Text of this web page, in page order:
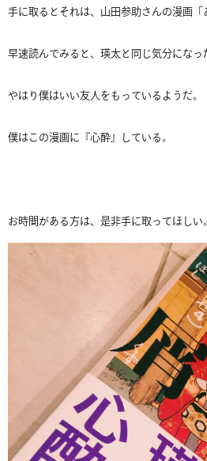
手に取るとそれは、山田参助さんの漫画「
早速読んでみると、瑛太と同じ気分になっ
やはり僕はいい友人をもっているようだ。
僕はこの漫画に『心酔』している。
お時間がある方は、是非手に取ってほしい。